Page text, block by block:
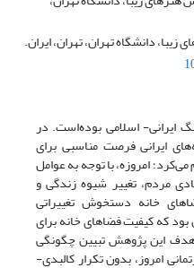
دانشگاه تهران، تهران، ایران.
ایرانی- اسلامی بوده‌است. در
ایرانی فرصت مناسبی برای
امروزه، با توجه به عوامل
مردم، تغییر شیوه زندگی و
خانه دستخوش تغییراتی
که کیفیت فضاهای خانه برای
این پژوهش تبیین چگونگی
امروز، بدون تکرار کالبدی-